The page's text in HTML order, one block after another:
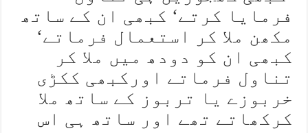
فرمایا کرتے‘ کبھی ان کے ساتھ
مکھن ملا کر استعمال فرماتے‘
کبھی ان کو دودھ میں ملا کر
تناول فرماتے اورکبھی ککڑی
خربوزے یا تربوز کے ساتھ ملا
کرکھاتے تھے اور ساتھ ہی اس